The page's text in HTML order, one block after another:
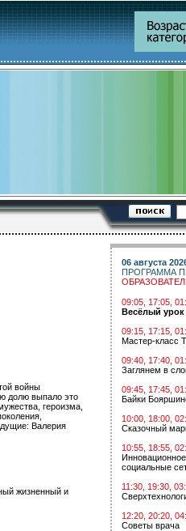
войны
долю выпало это
героизма,
Валерия
жизненный и
06 августа
ПРОГРАММА
09:05, 17:05,
Весёлый урок
09:15, 17:15,
Мастер-класс
09:40, 17:40,
Заглянем в
09:45, 17:45,
Байки
10:00, 18:00,
Сказочный
10:55, 18:55,
социальные
11:30, 19:30,
12:20, 20:20,
Советы врача